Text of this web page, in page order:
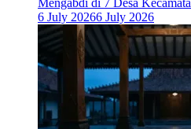
Mengabdi di 7 Desa
6 July 20266 July 2026